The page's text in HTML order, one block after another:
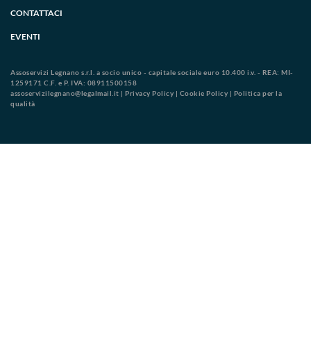
CONTATTACI
EVENTI
Assoservizi Legnano s.r.l. a socio unico - capitale sociale euro 10.400 i.v. - REA: MI-
1259171 C.F. e P. IVA: 08911500158
assoservizilegnano@legalmail.it | Privacy Policy | Cookie Policy | Politica per la
qualità